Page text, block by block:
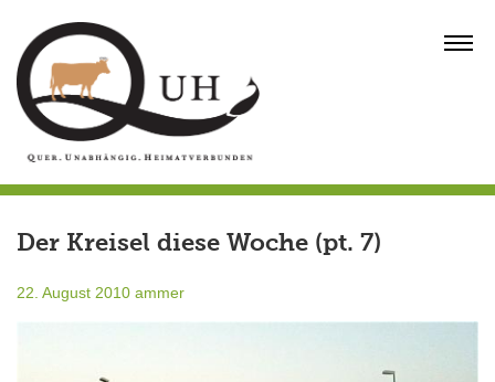
content
Der Kreisel diese Woche (pt. 7)
22. August 2010 ammer